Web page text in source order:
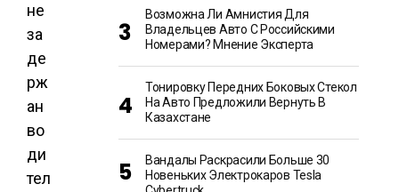
не
за
де
рж
ан
во
ди
тел
Возможна Ли Амнистия Для
Владельцев Авто С Российскими
Номерами? Мнение Эксперта
Тонировку Передних Боковых Стекол
На Авто Предложили Вернуть В
Казахстане
Вандалы Раскрасили Больше 30
Новеньких Электрокаров Tesla